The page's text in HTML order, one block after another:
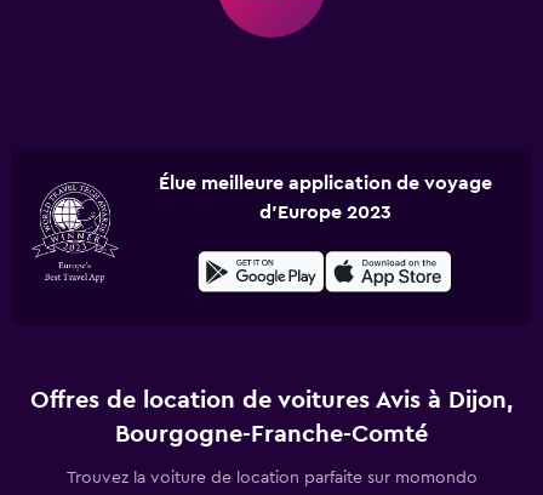
Élue meilleure application de voyage
d'Europe 2023
Offres de location de voitures Avis à Dijon,
Bourgogne-Franche-Comté
Trouvez la voiture de location parfaite sur momondo